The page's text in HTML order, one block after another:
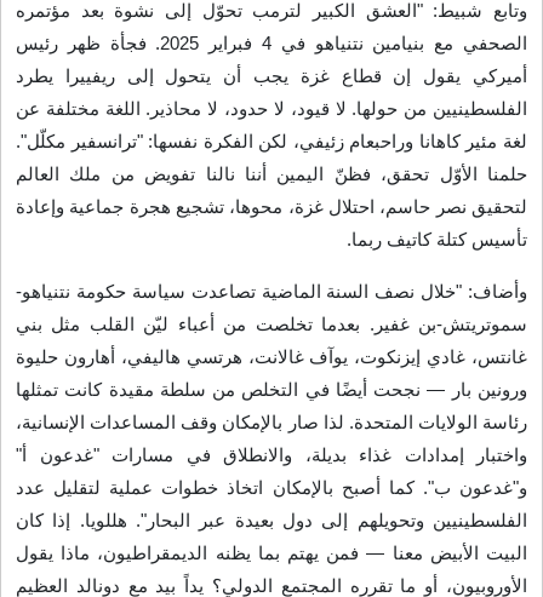
وتابع شبيط: "العشق الكبير لترمب تحوّل إلى نشوة بعد مؤتمره
الصحفي مع بنيامين نتنياهو في 4 فبراير 2025. فجأة ظهر رئيس
أميركي يقول إن قطاع غزة يجب أن يتحول إلى ريفييرا يطرد
الفلسطينيين من حولها. لا قيود، لا حدود، لا محاذير. اللغة مختلفة عن
لغة مئير كاهانا وراحبعام زئيفي، لكن الفكرة نفسها: "ترانسفير مكلّل".
حلمنا الأوّل تحقق، فظنّ اليمين أننا نالنا تفويض من ملك العالم
لتحقيق نصر حاسم، احتلال غزة، محوها، تشجيع هجرة جماعية وإعادة
تأسيس كتلة كاتيف ربما.
وأضاف: "خلال نصف السنة الماضية تصاعدت سياسة حكومة نتنياهو-
سموتريتش-بن غفير. بعدما تخلصت من أعباء ليّن القلب مثل بني
غانتس، غادي إيزنكوت، يوآف غالانت، هرتسي هاليفي، أهارون حليوة
ورونين بار — نجحت أيضًا في التخلص من سلطة مقيدة كانت تمثلها
رئاسة الولايات المتحدة. لذا صار بالإمكان وقف المساعدات الإنسانية،
واختبار إمدادات غذاء بديلة، والانطلاق في مسارات "غدعون أ"
و"غدعون ب". كما أصبح بالإمكان اتخاذ خطوات عملية لتقليل عدد
الفلسطينيين وتحويلهم إلى دول بعيدة عبر البحار". هللويا. إذا كان
البيت الأبيض معنا — فمن يهتم بما يظنه الديمقراطيون، ماذا يقول
الأوروبيون، أو ما تقرره المجتمع الدولي؟ يداً بيد مع دونالد العظيم